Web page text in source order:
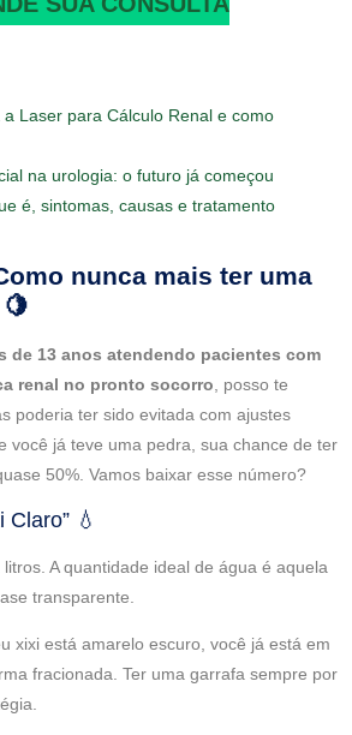
Laser para Cálculo Renal e como
na urologia: o futuro já começou
é, sintomas, causas e tratamento
nunca mais ter uma
de 13 anos atendendo pacientes com
renal no pronto socorro, posso te
poderia ter sido evitada com ajustes
você já teve uma pedra, sua chance de ter
50%. Vamos baixar esse número?
Claro” 💧
A quantidade ideal de água é aquela
transparente.
xixi está amarelo escuro, você já está em
fracionada. Ter uma garrafa sempre por